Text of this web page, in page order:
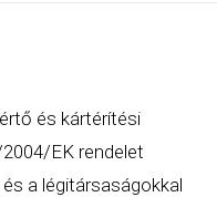
és kártérítési
EK rendelet
a légitársaságokkal